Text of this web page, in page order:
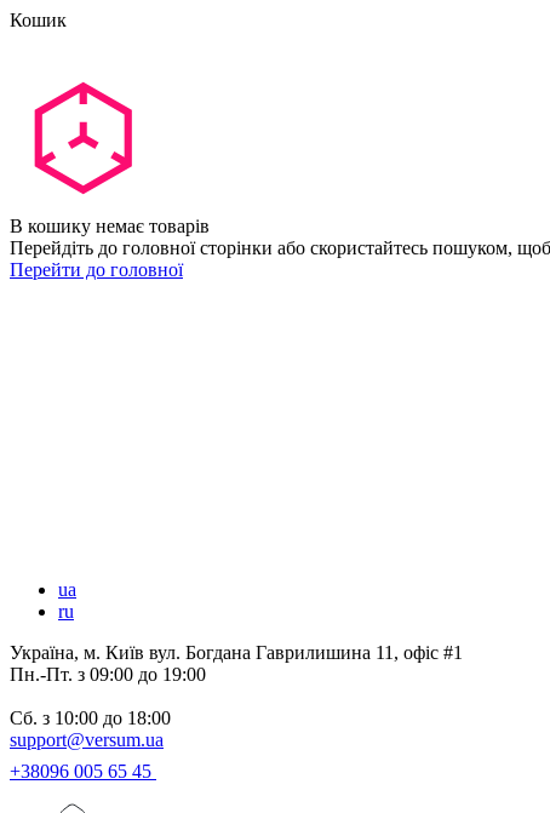
Кошик
В кошику немає товарів
Перейдіть до головної сторінки або скористайтесь пошуком,
Перейти до головної
ua
ru
Україна, м. Київ вул. Богдана Гаврилишина 11, офіс #1
Пн.-Пт. з 09:00 до 19:00
Сб. з 10:00 до 18:00
support@versum.ua
+38096 005 65 45